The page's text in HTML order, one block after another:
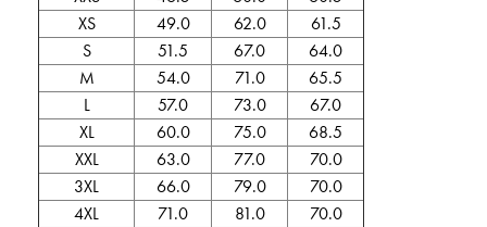
XS
49.0 62.0
61.5
S
51.5 67.0
64.0
M
54.0 71.0
65.5
L
57.0 73.0
67.0
XL
60.0 75.0
68.5
XXL
63.0 77.0
70.0
3XL
66.0 79.0
70.0
4XL
71.0 81.0
70.0